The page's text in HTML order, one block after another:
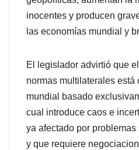
inocentes y producen
las economías mundial y
El legislador advirtió que
normas multilaterales está
mundial basado
cual introduce caos e
ya afectado por
y que requiere